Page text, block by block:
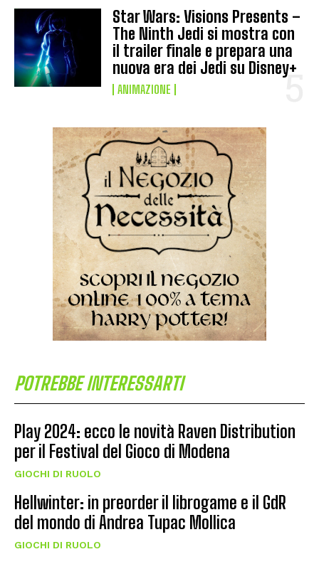
Star Wars: Visions Presents –
The Ninth Jedi si mostra con
il trailer finale e prepara una
nuova era dei Jedi su Disney+
ANIMAZIONE
POTREBBE INTERESSARTI
Play 2024: ecco le novità Raven Distribution
per il Festival del Gioco di Modena
GIOCHI DI RUOLO
Hellwinter: in preorder il librogame e il GdR
del mondo di Andrea Tupac Mollica
GIOCHI DI RUOLO